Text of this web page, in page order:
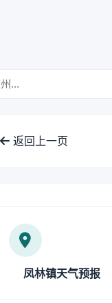
返回上一页
凤林镇天气预报